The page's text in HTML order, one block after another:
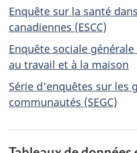
Enquête sur la santé
canadiennes (ESCC)
Enquête sociale générale
au travail et à la maison
Série d'enquêtes sur les
communautés (SEGC)